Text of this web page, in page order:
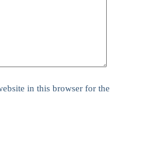
in this browser for the